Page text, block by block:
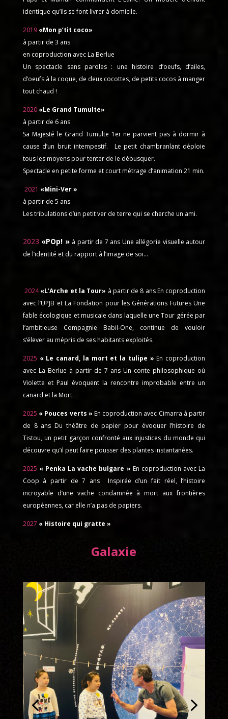
identique qu’ils se font livrer à domicile.
2019 «Mon p’tit coco»
à partir de 3 ans
en coproduction avec La Berlue
Un spectacle sans paroles : une histoire d’oeufs, d’ailes,
d’oeufs à la coque, de deux cocottes, de petits cocos à manger
tout chaud !
2020 «Le Grand Tumulte»
à partir de 6 ans
Sa Majesté le Grand Tumulte 1er ne parvient pas à dormir à
cause d’un bruit intempestif. Le petit chambranlant déploie
tous les moyens pour tenter de le débusquer.
Spectacle en petite forme et court métrage d’animation 21 min.
2021 «Mini-Ver »
à partir de 5 ans
Les tribulations d’un petit ver de terre qui se cherche un ami.
2023 «POp! » à partir de 7 ans Une allégorie visuelle autour
de l’identité et du rapport à l’image de soi…
2024 «L’Arche et la Tour» à partir de 8 ans En coproduction
avec l’UPJB et La Fondation pour les Générations Futures Une
fable écologique et musicale dans laquelle une Tour gérée par
l’ambitieuse Compagnie Babil-One, continue de vouloir
s’élever au mépris de ses habitants exploités.
2025 « Le canard, la mort et la tulipe »En coproduction
avec La Berlue à partir de 7 ans Un conte philosophique où
Violette et Paul évoquent la rencontre improbable entre un
canard et la Mort.
2025 « Pouces verts »En coproduction avec Cimarra à partir
de 8 ans Du théâtre de papier pour évoquer l’histoire de
Tistou, un petit garçon confronté aux injustices du monde qui
découvre qu’il peut faire pousser des plantes instantanées.
2025 « Penka La vache bulgare » En coproduction avec La
Coop à partir de 7 ans
Inspirée d’un fait réel, l’histoire
incroyable d’une vache condamnée à mort aux frontières
européennes, car elle n’a pas de papiers.
2027 « Histoire qui gratte »
Galaxie